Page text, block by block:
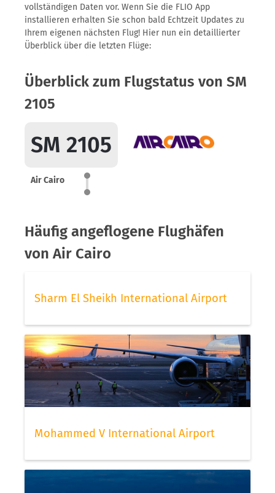
vollständigen Daten vor. Wenn Sie die FLIO App
installieren erhalten Sie schon bald Echtzeit Updates zu
Ihrem eigenen nächsten Flug! Hier nun ein detaillierter
Überblick über die letzten Flüge:
Überblick zum Flugstatus von SM
2105
SM 2105
Air Cairo
Häufig angeflogene Flughäfen
von Air Cairo
Sharm El Sheikh International Airport
Mohammed V International Airport